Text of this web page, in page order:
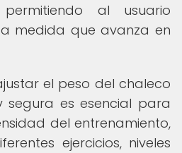
al usuario
medida que avanza en
el peso del chaleco
es esencial para
del entrenamiento,
ejercicios, niveles